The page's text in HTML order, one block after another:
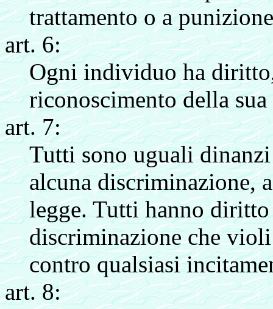
trattamento o a
art. 6:
Ogni individuo ha
riconoscimento della
art. 7:
Tutti sono uguali
alcuna discriminazione,
legge. Tutti hanno
discriminazione che
contro qualsiasi
art. 8: